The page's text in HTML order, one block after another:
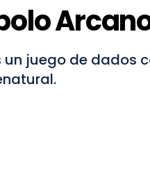
un juego de